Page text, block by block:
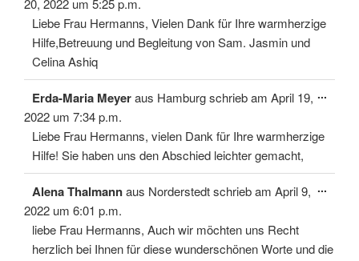
20, 2022 um 5:25 p.m.
Liebe Frau Hermanns, Vielen Dank für Ihre warmherzige
Hilfe,Betreuung und Begleitung von Sam. Jasmin und
Celina Ashiq
Erda-Maria Meyeraus Hamburgschrieb am April 19,
2022 um 7:34 p.m.
Liebe Frau Hermanns, vielen Dank für Ihre warmherzige
Hilfe! Sie haben uns den Abschied leichter gemacht,
...
Alena Thalmannaus Norderstedtschrieb am April 9,
2022 um 6:01 p.m.
liebe Frau Hermanns, Auch wir möchten uns Recht
herzlich bei Ihnen für diese wunderschönen Worte und die
...